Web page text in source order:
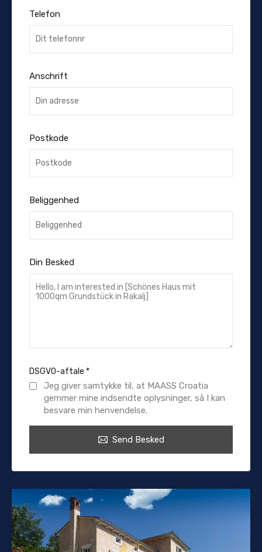
Telefon
Anschrift
Postkode
Beliggenhed
Din Besked
DSGVO-aftale *
Jeg giver samtykke til, at MAASS Croatia
gemmer mine indsendte oplysninger, så I kan
besvare min henvendelse.
Send Besked